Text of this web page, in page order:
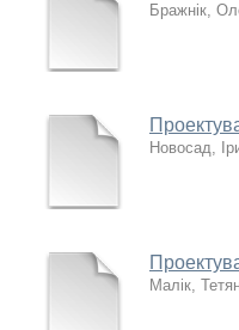
Бражнік,
Новосад,
Малік,